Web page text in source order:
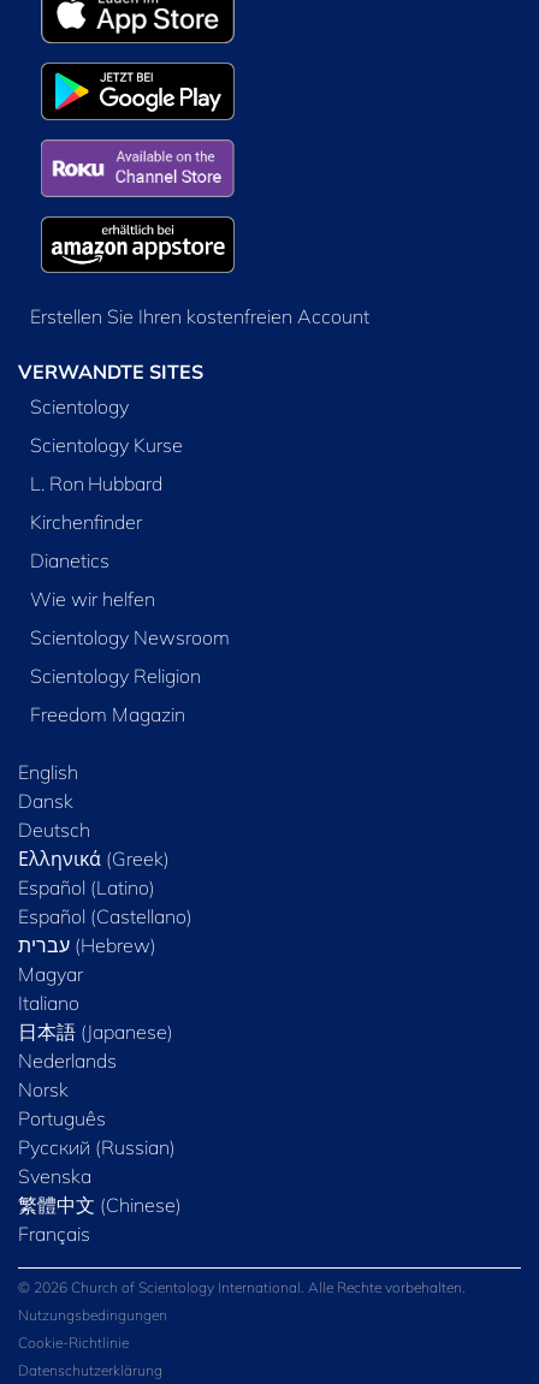
Erstellen Sie Ihren kostenfreien Account
VERWANDTE SITES
Scientology
Scientology Kurse
L. Ron Hubbard
Kirchenfinder
Dianetics
Wie wir helfen
Scientology Newsroom
Scientology Religion
Freedom Magazin
English
Dansk
Deutsch
Ελληνικά (Greek)
Español (Latino)
Español (Castellano)
Magyar
Italiano
日本語 (Japanese)
Nederlands
Norsk
Português
Русский (Russian)
Svenska
繁體中文 (Chinese)
Français
© 2026 Church of Scientology International. Alle Rechte vorbehalten.
Nutzungsbedingungen
Cookie-Richtlinie
Datenschutzerklärung